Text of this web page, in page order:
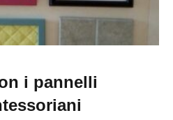
i pannelli